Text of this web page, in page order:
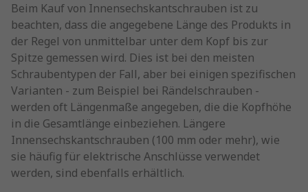
Beim Kauf von Innensechskantschrauben ist zu
beachten, dass die angegebene Länge des Produkts in
der Regel von unmittelbar unter dem Kopf bis zur
Spitze gemessen wird. Dies ist bei den meisten
Schraubentypen der Fall, aber bei einigen spezifischen
Varianten - zum Beispiel bei Rändelschrauben -
werden oft Längenmaße angegeben, die die Kopfhöhe
in die Gesamtlänge einbeziehen. Längere
Innensechskantschrauben (100 mm oder mehr), wie
sie häufig für elektrische Anschlüsse verwendet
werden, sind ebenfalls erhältlich.